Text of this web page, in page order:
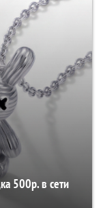
500р. в сети